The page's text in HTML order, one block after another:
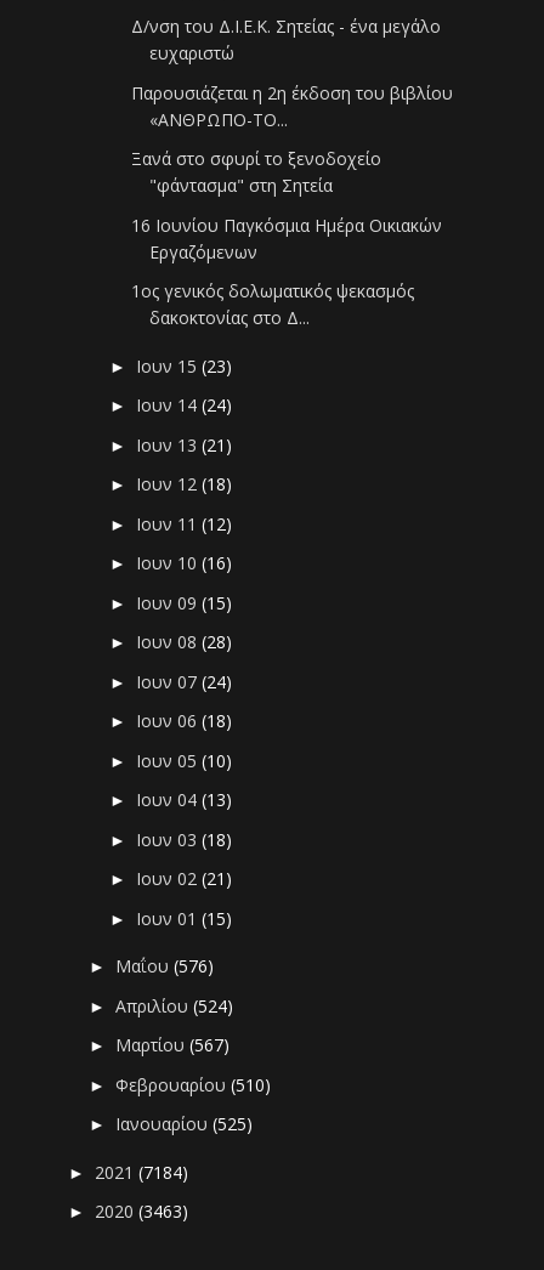
Δ/νση του Δ.Ι.Ε.Κ. Σητείας - ένα μεγάλο
ευχαριστώ
Παρουσιάζεται η 2η έκδοση του βιβλίου
«ΑΝΘΡΩΠΟ-ΤΟ...
Ξανά στο σφυρί το ξενοδοχείο
"φάντασμα" στη Σητεία
16 Ιουνίου Παγκόσμια Ημέρα Οικιακών
Εργαζόμενων
1ος γενικός δολωματικός ψεκασμός
δακοκτονίας στο Δ...
► Ιουν 15(23)
► Ιουν 14(24)
► Ιουν 13(21)
► Ιουν 12(18)
► Ιουν 11(12)
► Ιουν 10(16)
► Ιουν 09(15)
► Ιουν 08(28)
► Ιουν 07(24)
► Ιουν 06(18)
► Ιουν 05(10)
► Ιουν 04(13)
► Ιουν 03(18)
► Ιουν 02(21)
► Ιουν 01(15)
► Μαΐου(576)
►Απριλίου(524)
► Μαρτίου(567)
►Φεβρουαρίου(510)
► Ιανουαρίου(525)
► 2021(7184)
► 2020(3463)